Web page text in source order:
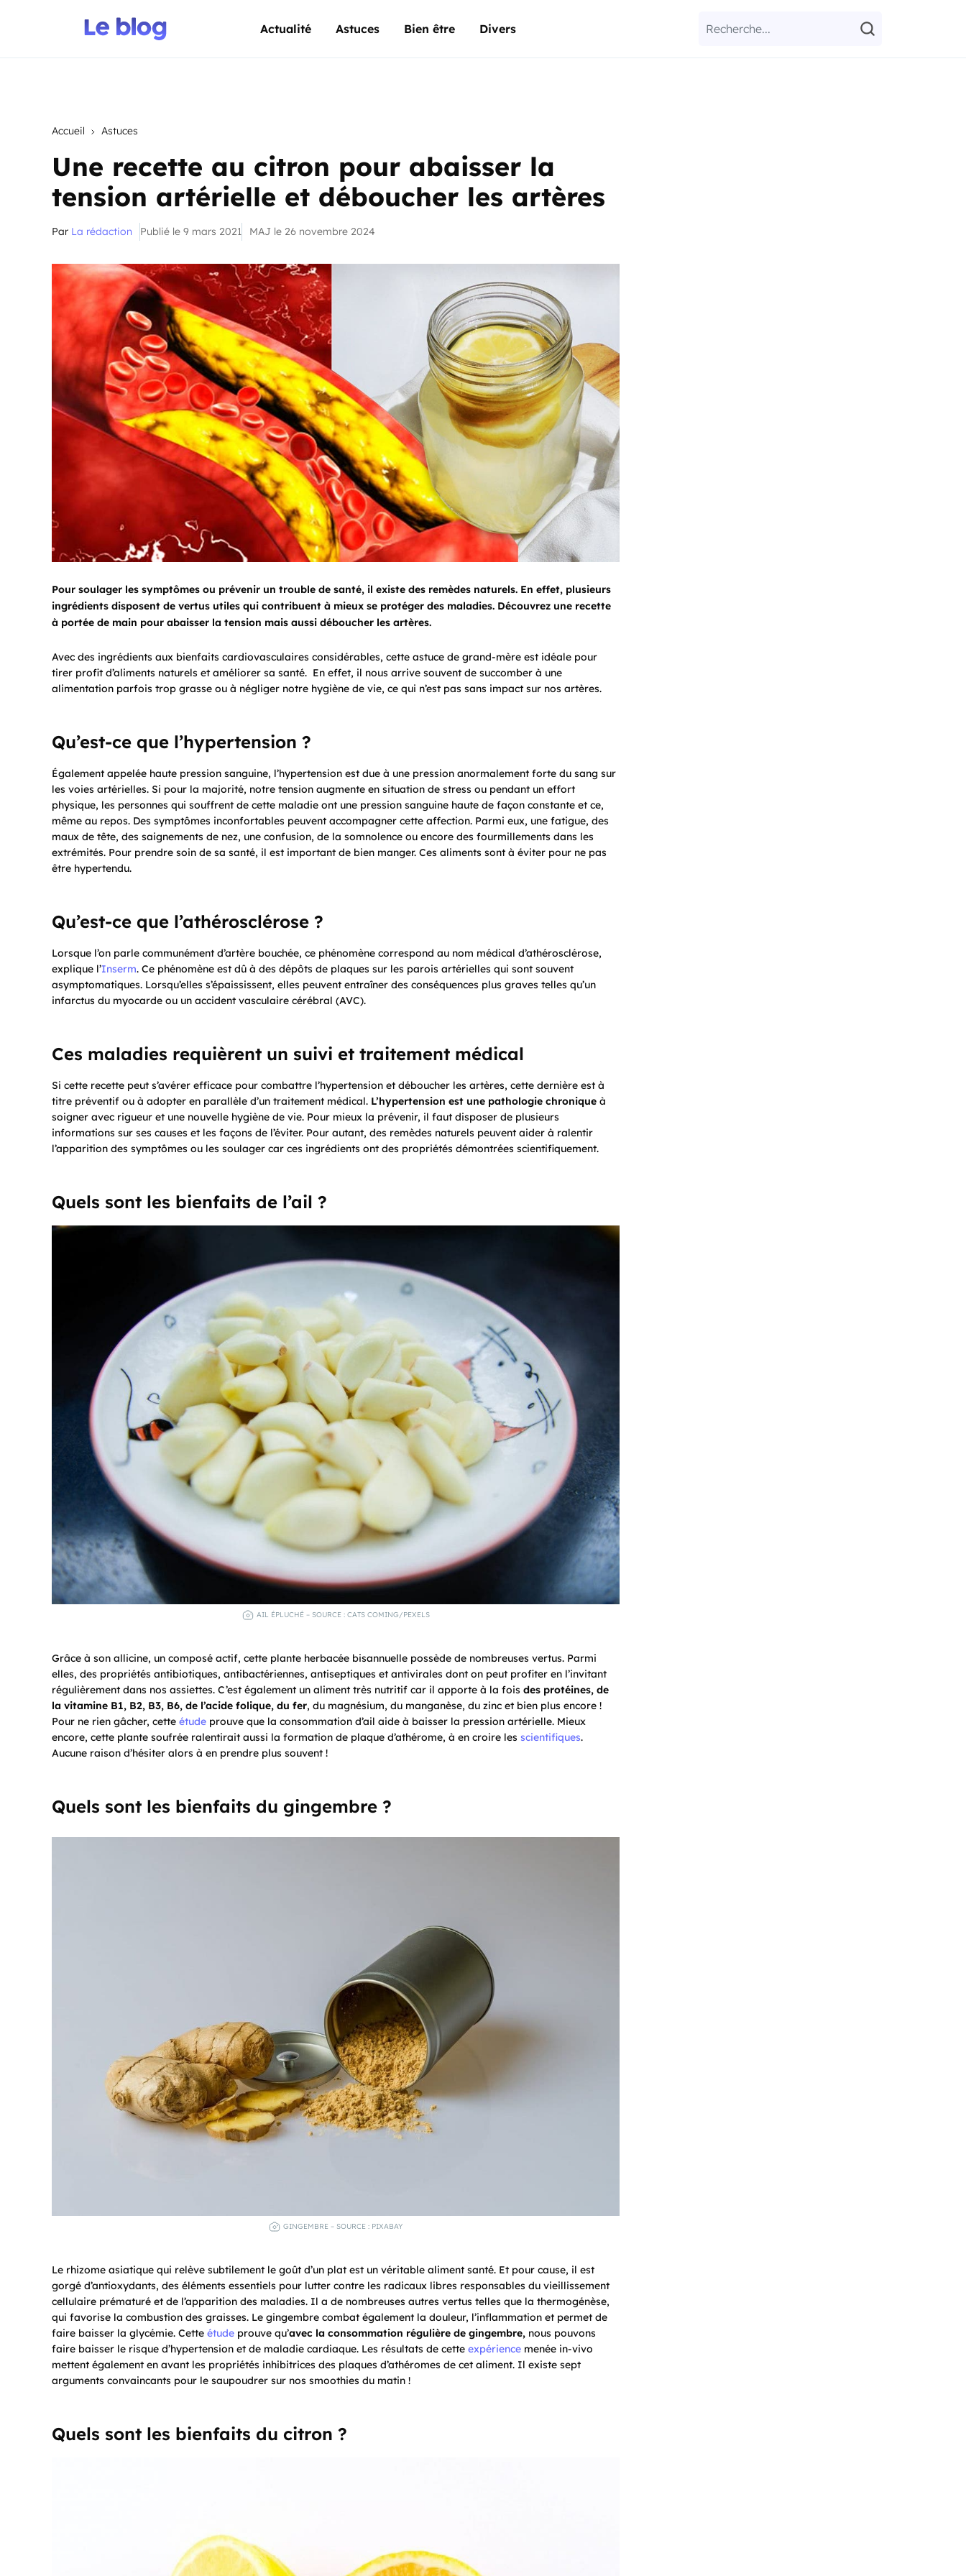
Actualité Astuces Bien être Divers
Accueil Astuces
Une recette au citron pour abaisser la
tension artérielle et déboucher les artères
Par La rédaction Publié le 9 mars 2021 MAJ le 26 novembre 2024
Pour soulager les symptômes ou prévenir un trouble de santé, il existe des remèdes naturels. En effet, plusieurs
ingrédients disposent de vertus utiles qui contribuent à mieux se protéger des maladies. Découvrez une recette
à portée de main pour abaisser la tension mais aussi déboucher les artères.
Avec des ingrédients aux bienfaits cardiovasculaires considérables, cette astuce de grand-mère est idéale pour
tirer profit d’aliments naturels et améliorer sa santé. En effet, il nous arrive souvent de succomber à une
alimentation parfois trop grasse ou à négliger notre hygiène de vie, ce qui n’est pas sans impact sur nos artères.
Qu’est-ce que l’hypertension ?
Également appelée haute pression sanguine, l’hypertension est due à une pression anormalement forte du sang sur
les voies artérielles. Si pour la majorité, notre tension augmente en situation de stress ou pendant un effort
physique, les personnes qui souffrent de cette maladie ont une pression sanguine haute de façon constante et ce,
même au repos. Des symptômes inconfortables peuvent accompagner cette affection. Parmi eux, une fatigue, des
maux de tête, des saignements de nez, une confusion, de la somnolence ou encore des fourmillements dans les
extrémités. Pour prendre soin de sa santé, il est important de bien manger. Ces aliments sont à éviter pour ne pas
être hypertendu.
Qu’est-ce que l’athérosclérose ?
Lorsque l’on parle communément d’artère bouchée, ce phénomène correspond au nom médical d’athérosclérose,
explique l’Inserm. Ce phénomène est dû à des dépôts de plaques sur les parois artérielles qui sont souvent
asymptomatiques. Lorsqu’elles s’épaississent, elles peuvent entraîner des conséquences plus graves telles qu’un
infarctus du myocarde ou un accident vasculaire cérébral (AVC).
Ces maladies requièrent un suivi et traitement médical
Si cette recette peut s’avérer efficace pour combattre l’hypertension et déboucher les artères, cette dernière est à
titre préventif ou à adopter en parallèle d’un traitement médical. L’hypertension est une pathologie chronique à
soigner avec rigueur et une nouvelle hygiène de vie. Pour mieux la prévenir, il faut disposer de plusieurs
informations sur ses causes et les façons de l’éviter. Pour autant, des remèdes naturels peuvent aider à ralentir
l’apparition des symptômes ou les soulager car ces ingrédients ont des propriétés démontrées scientifiquement.
Quels sont les bienfaits de l’ail ?
AIL ÉPLUCHÉ – SOURCE : CATS COMING/PEXELS
Grâce à son allicine, un composé actif, cette plante herbacée bisannuelle possède de nombreuses vertus. Parmi
elles, des propriétés antibiotiques, antibactériennes, antiseptiques et antivirales dont on peut profiter en l’invitant
régulièrement dans nos assiettes. C’est également un aliment très nutritif car il apporte à la fois des protéines, de
la vitamine B1, B2, B3, B6, de l’acide folique, du fer, du magnésium, du manganèse, du zinc et bien plus encore !
Pour ne rien gâcher, cette étude prouve que la consommation d’ail aide à baisser la pression artérielle. Mieux
encore, cette plante soufrée ralentirait aussi la formation de plaque d’athérome, à en croire les scientifiques.
Aucune raison d’hésiter alors à en prendre plus souvent !
Quels sont les bienfaits du gingembre ?
GINGEMBRE – SOURCE : PIXABAY
Le rhizome asiatique qui relève subtilement le goût d’un plat est un véritable aliment santé. Et pour cause, il est
gorgé d’antioxydants, des éléments essentiels pour lutter contre les radicaux libres responsables du vieillissement
cellulaire prématuré et de l’apparition des maladies. Il a de nombreuses autres vertus telles que la thermogénèse,
qui favorise la combustion des graisses. Le gingembre combat également la douleur, l’inflammation et permet de
faire baisser la glycémie. Cette étude prouve qu’avec la consommation régulière de gingembre, nous pouvons
faire baisser le risque d’hypertension et de maladie cardiaque. Les résultats de cette expérience menée in-vivo
mettent également en avant les propriétés inhibitrices des plaques d’athéromes de cet aliment. Il existe sept
arguments convaincants pour le saupoudrer sur nos smoothies du matin !
Quels sont les bienfaits du citron ?